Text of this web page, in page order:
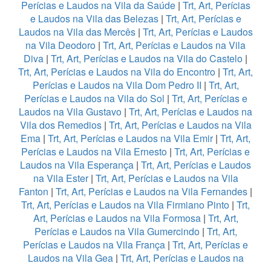
Perícias e Laudos na Vila da Saúde| Trt, Art, Perícias
e Laudos na Vila das Belezas| Trt, Art, Perícias e
Laudos na Vila das Mercês| Trt, Art, Perícias e Laudos
na Vila Deodoro | Trt, Art, Perícias e Laudos na Vila
Diva | Trt, Art, Perícias e Laudos na Vila do Castelo |
Trt, Art, Perícias e Laudos na Vila do Encontro | Trt, Art,
Perícias e Laudos na Vila Dom Pedro II | Trt, Art,
Perícias e Laudos na Vila do Sol | Trt, Art, Perícias e
Laudos na Vila Gustavo | Trt, Art, Perícias e Laudos na
Vila dos Remedios| Trt, Art, Perícias e Laudos na Vila
Ema | Trt, Art, Perícias e Laudos na Vila Emir| Trt, Art,
Perícias e Laudos na Vila Ernesto | Trt, Art, Perícias e
Laudos na Vila Esperança | Trt, Art, Perícias e Laudos
na Vila Ester| Trt, Art, Perícias e Laudos na Vila
Fanton | Trt, Art, Perícias e Laudos na Vila Fernandes |
Trt, Art, Perícias e Laudos na Vila Firmiano Pinto | Trt,
Art, Perícias e Laudos na Vila Formosa| Trt, Art,
Perícias e Laudos na Vila Gumercindo| Trt, Art,
Perícias e Laudos na Vila França | Trt, Art, Perícias e
Laudos na Vila Gea| Trt, Art, Perícias e Laudos na